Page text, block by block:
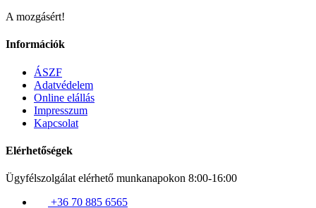
A mozgásért!
Információk
ÁSZF
Adatvédelem
Online elállás
Impresszum
Kapcsolat
Elérhetőségek
Ügyfélszolgálat elérhető munkanapokon 8:00-16:00
+36 70 885 6565